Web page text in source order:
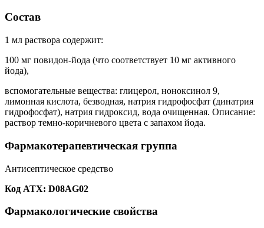
Состав
1 мл раствора содержит:
100 мг повидон-йода (что соответствует 10 мг активного
йода),
вспомогательные вещества: глицерол, ноноксинол 9,
лимонная кислота, безводная, натрия гидрофосфат (динатрия
гидрофосфат), натрия гидроксид, вода очищенная. Описание:
раствор темно-коричневого цвета с запахом йода.
Фармакотерапевтическая группа
Антисептическое средство
Код АТХ: D08AG02
Фармакологические свойства